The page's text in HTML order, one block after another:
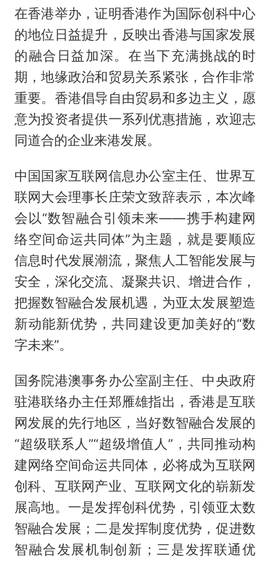
在香港举办，证明香港作为国际创科中心
的地位日益提升，反映出香港与国家发展
的融合日益加深。在当下充满挑战的时
期，地缘政治和贸易关系紧张，合作非常
重要。香港倡导自由贸易和多边主义，愿
意为投资者提供一系列优惠措施，欢迎志
同道合的企业来港发展。
中国国家互联网信息办公室主任、世界互
联网大会理事长庄荣文致辞表示，本次峰
会以“数智融合引领未来——携手构建网
络空间命运共同体”为主题，就是要顺应
信息时代发展潮流，聚焦人工智能发展与
安全，深化交流、凝聚共识、增进合作，
把握数智融合发展机遇，为亚太发展塑造
新动能新优势，共同建设更加美好的“数
字未来”。
国务院港澳事务办公室副主任、中央政府
驻港联络办主任郑雁雄指出，香港是互联
网发展的先行地区，当好数智融合发展的
“超级联系人”“超级增值人”，共同推动构
建网络空间命运共同体，必将成为互联网
创科、互联网产业、互联网文化的崭新发
展高地。一是发挥创科优势，引领亚太数
智融合发展；二是发挥制度优势，促进数
智融合发展机制创新；三是发挥联通优